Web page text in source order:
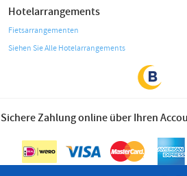
Hotelarrangements
Fietsarrangementen
Siehen Sie Alle Hotelarrangements
Sichere Zahlung online über Ihren